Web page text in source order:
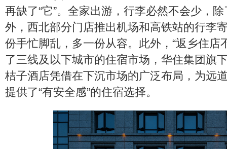
再缺了“它”。全家出游，行李必然不会少，
外，西北部分门店推出机场和高铁站的行李
份手忙脚乱，多一份从容。此外，“返乡住店
了三线及以下城市的住宿市场，华住集团旗
桔子酒店凭借在下沉市场的广泛布局，为远
提供了“有安全感”的住宿选择。